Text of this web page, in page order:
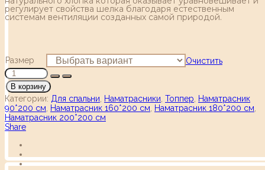
регулирует свойства шелка благодаря естественным
системам вентиляции созданных самой природой.
Размер Очистить
В корзину
Категории: Для спальни Наматрасники Топпер
Наматрасник
90*200 см
Наматрасник 160*200 см Наматрасник 180*200 см
Наматрасник 200*200 см
Share